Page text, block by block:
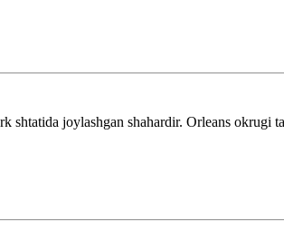
shtatida joylashgan shahardir. Orleans okrugi